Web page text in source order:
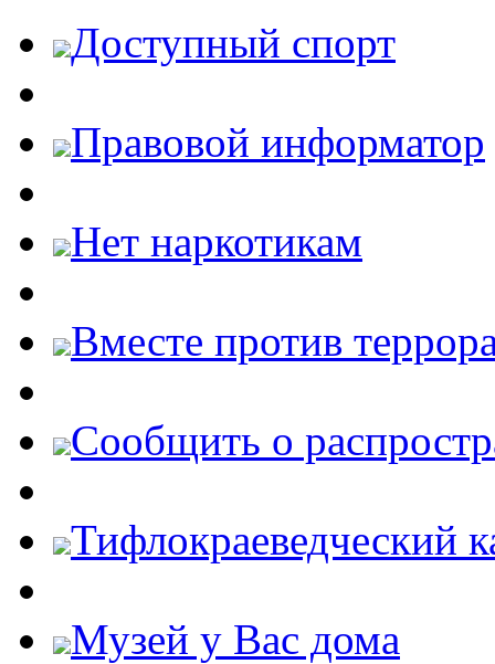
Доступный спорт
Правовой информатор
Нет наркотикам
Вместе против
Cообщить о
Тифлокраеведческий
Музей у Вас дома